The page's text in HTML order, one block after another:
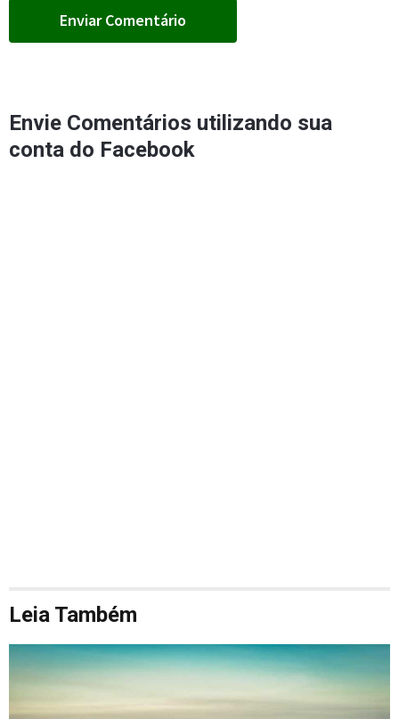
Envie Comentários utilizando sua
conta do Facebook
Leia Também